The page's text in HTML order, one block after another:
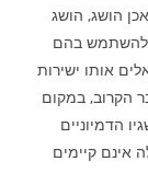
הושג, הושג
להשתמש בהם
אותו ישירות
הקרוב, במקום
הדמיוניים
אינם קיימים